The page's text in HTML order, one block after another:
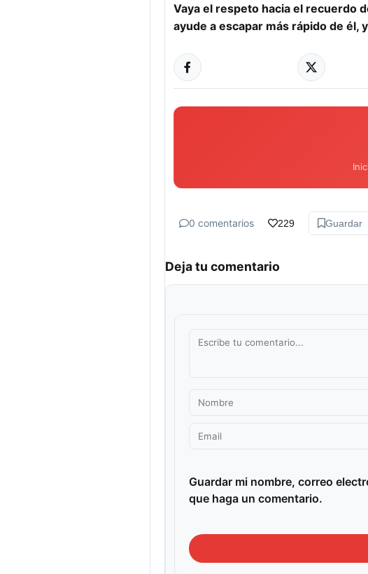
Vaya el respeto hacia el recuerdo
ayude a escapar más rápido de él,
0 comentarios 229 Guardar
Deja tu comentario
Guardar mi nombre, correo
que haga un comentario.